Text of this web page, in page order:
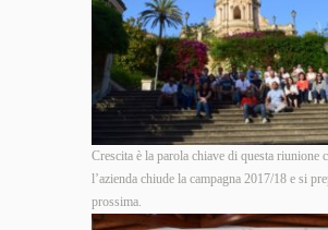
Crescita è la parola chiave di questa riunione
l’azienda chiude la campagna 2017/18 e si
prossima.